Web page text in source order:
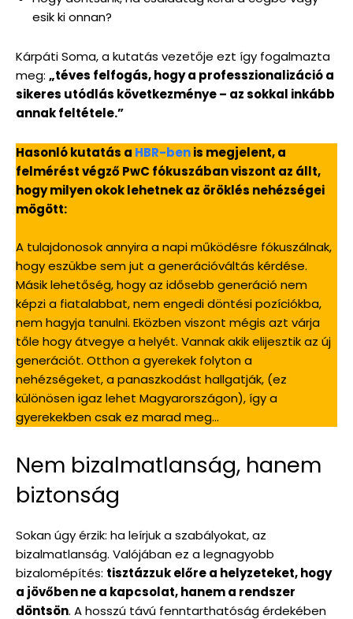
esik ki onnan?
Kárpáti Soma, a kutatás vezetője ezt így fogalmazta
meg: „téves felfogás, hogy a professzionalizáció a
sikeres utódlás következménye – az sokkal inkább
annak feltétele.”
Hasonló kutatás a HBR-benis megjelent, a
felmérést végző PwC fókuszában viszont az állt,
hogy milyen okok lehetnek az öröklés nehézségei
mögött:
A tulajdonosok annyira a napi működésre fókuszálnak,
hogy eszükbe sem jut a generációváltás kérdése.
Másik lehetőség, hogy az idősebb generáció nem
képzi a fiatalabbat, nem engedi döntési pozíciókba,
nem hagyja tanulni. Eközben viszont mégis azt várja
tőle hogy átvegye a helyét. Vannak akik elijesztik az új
generációt. Otthon a gyerekek folyton a
nehézségeket, a panaszkodást hallgatják, (ez
különösen igaz lehet Magyarországon), így a
gyerekekben csak ez marad meg…
Nem bizalmatlanság, hanem
biztonság
Sokan úgy érzik: ha leírjuk a szabályokat, az
bizalmatlanság. Valójában ez a legnagyobb
bizalomépítés: tisztázzuk előre a helyzeteket, hogy
a jövőben ne a kapcsolat, hanem a rendszer
döntsön. A hosszú távú fenntarthatóság érdekében